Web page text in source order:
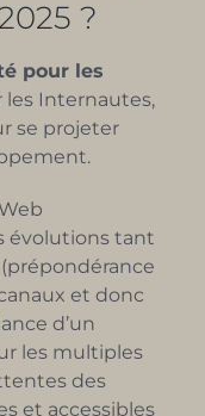
?
pour les
les Internautes,
se projeter
évolutions tant
et donc
d’un
les multiples
des
et accessibles